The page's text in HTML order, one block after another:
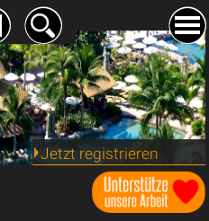
Jetzt registrieren